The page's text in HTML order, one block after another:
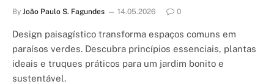
By João Paulo S. Fagundes 14.05.2026 0
Design paisagístico transforma espaços comuns em
paraísos verdes. Descubra princípios essenciais, plantas
ideais e truques práticos para um jardim bonito e
sustentável.